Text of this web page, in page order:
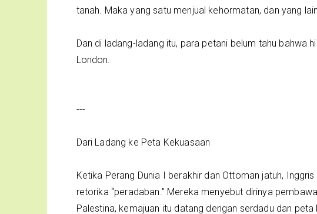
tanah. Maka yang satu menjual kehormatan, dan yang
Dan di ladang-ladang itu, para petani belum tahu bahwa
London.
---
Dari Ladang ke Peta Kekuasaan
Ketika Perang Dunia I berakhir dan Ottoman jatuh,
retorika “peradaban.” Mereka menyebut dirinya
Palestina, kemajuan itu datang dengan serdadu dan peta